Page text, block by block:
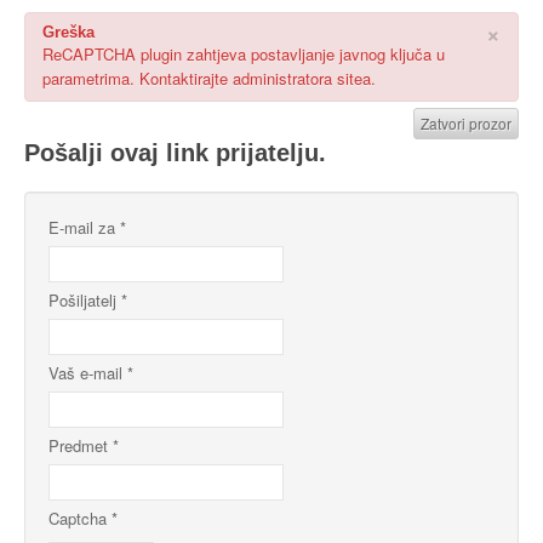
×
Greška
ReCAPTCHA plugin zahtjeva postavljanje javnog ključa u
parametrima. Kontaktirajte administratora sitea.
Pošalji ovaj link prijatelju.
Zatvori prozor
E-mail za *
Pošiljatelj *
Vaš e-mail *
Predmet *
Captcha *